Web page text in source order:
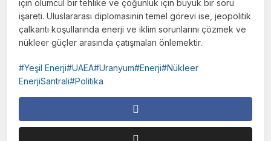
için ölümcül bir tehlike ve çoğunluk için büyük bir soru
işareti. Uluslararası diplomasinin temel görevi ise, jeopolitik
çalkantı koşullarında enerji ve iklim sorunlarını çözmek ve
nükleer güçler arasında çatışmaları önlemektir.
Yeşil Enerji#UAEA#Uranyum#Enerji#Nükleer
EnerjiSantrali#Politika